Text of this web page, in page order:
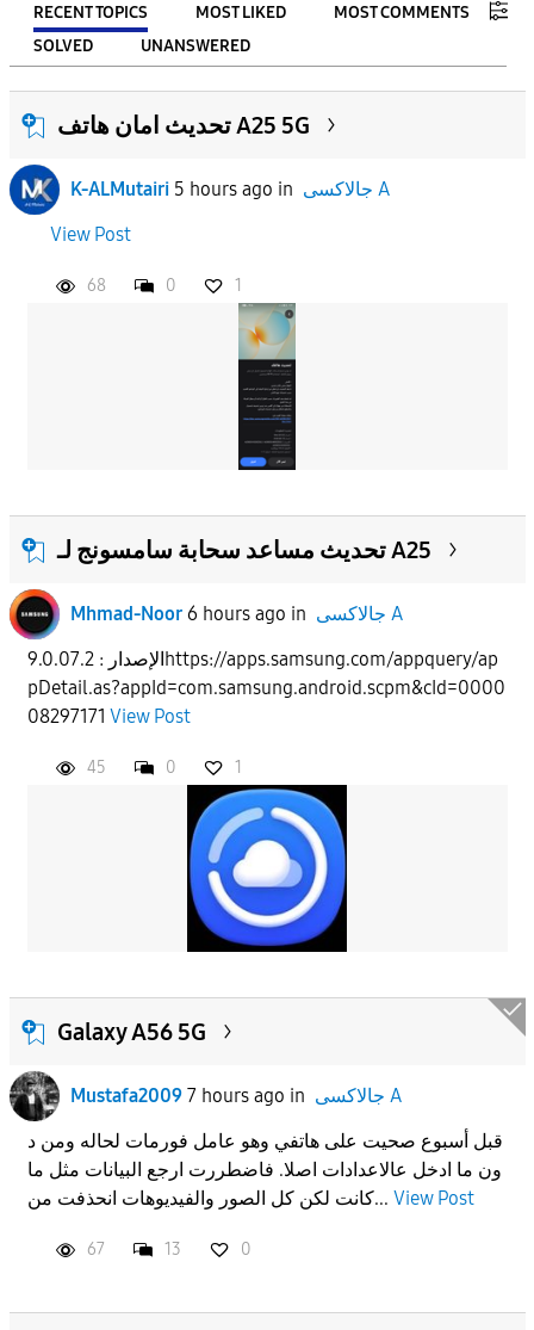
RECENT TOPICS MOST LIKED
MOST COMMENTS
SOLVED
UNANSWERED
FILTER:
From
To
تحديث امان هاتف A25 5G
K-ALMutairi 5 hours ago in
جالاكسى A
View Post
68 0 1
تحديث مساعد سحابة سامسونج لـ A25
Mhmad-Noor 6 hours ago in
جالاكسى A
الإصدار : 9.0.07.2https://apps.samsung.com/appquery/ap
pDetail.as?appId=com.samsung.android.scpm&cId=0000
08297171 View Post
45 0 1
Galaxy A56 5G
Mustafa2009 7 hours ago in
جالاكسى A
قبل أسبوع صحيت على هاتفي وهو عامل فورمات لحاله ومن د
ون ما ادخل عالاعدادات اصلا. فاضطررت ارجع البيانات مثل ما
كانت لكن كل الصور والفيديوهات انحذفت من... View Post
67 13 0